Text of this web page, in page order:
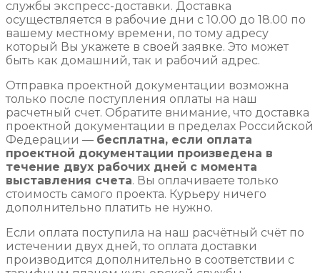
службы экспресс-доставки. Доставка
осуществляется в рабочие дни с 10.00 до 18.00 по
вашему местному времени, по тому адресу
который Вы укажете в своей заявке. Это может
быть как домашний, так и рабочий адрес.
Отправка проектной документации возможна
только после поступления оплаты на наш
расчетный счет. Обратите внимание, что доставка
проектной документации в пределах Российской
Федерации — бесплатна, если оплата
проектной документации произведена в
течение двух рабочих дней с момента
выставления счета. Вы оплачиваете только
стоимость самого проекта. Курьеру ничего
дополнительно платить не нужно.
Если оплата поступила на наш расчётный счёт по
истечении двух дней, то оплата доставки
производится дополнительно в соответствии с